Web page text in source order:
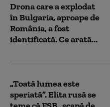
Drona care a explodat
în Bulgaria, aproape de
România, a fost
identificată. Ce arată...
„Toată lumea este
speriată”. Elita rusă se